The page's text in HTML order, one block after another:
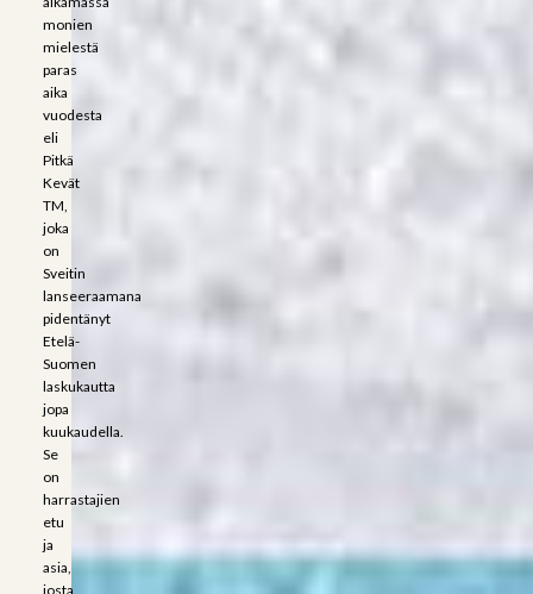
monien
mielestä
paras
aika
vuodesta
eli
Pitkä
Kevät
TM,
joka
on
Sveitin
lanseeraamana
pidentänyt
Etelä-
Suomen
laskukautta
jopa
kuukaudella.
Se
on
harrastajien
etu
ja
asia,
josta